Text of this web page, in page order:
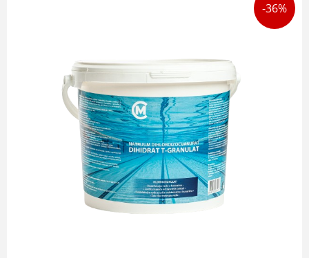
-36%